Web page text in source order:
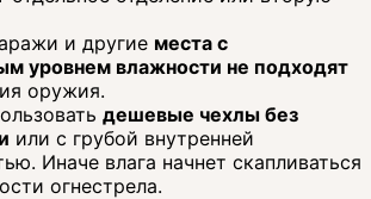
и другие места с
уровнем влажности не подходят
оружия.
дешевые чехлы без
или с грубой внутренней
Иначе влага начнет скапливаться
огнестрела.